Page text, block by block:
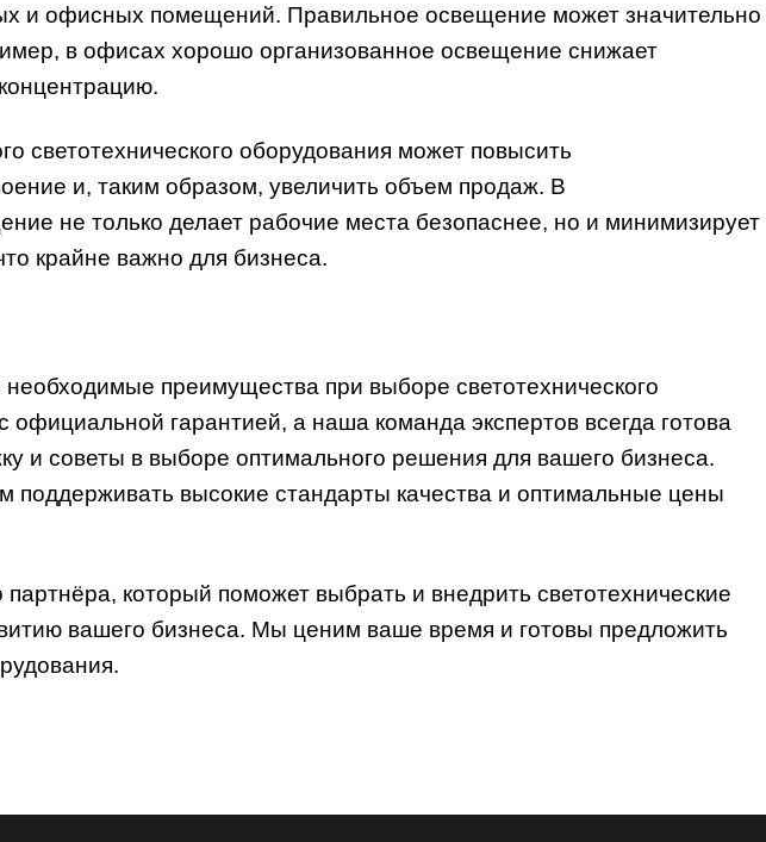
и офисных помещений. Правильное освещение может значительно
в офисах хорошо организованное освещение снижает
светотехнического оборудования может повысить
и, таким образом, увеличить объем продаж. В
не только делает рабочие места безопаснее, но и минимизирует
крайне важно для бизнеса.
гарантией, а наша команда экспертов всегда готова
и советы в выборе оптимального решения для вашего бизнеса.
поддерживать высокие стандарты качества и оптимальные цены
который поможет выбрать и внедрить светотехнические
вашего бизнеса. Мы ценим ваше время и готовы предложить